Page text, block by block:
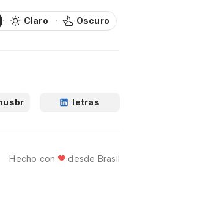
Claro Oscuro
letras
Hecho con desde Brasil